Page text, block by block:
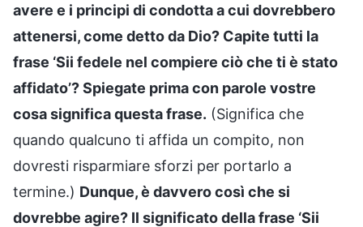
avere e i principi di condotta a cui dovrebbero
attenersi, come detto da Dio? Capite tutti la
frase ‘Sii fedele nel compiere ciò che ti è stato
affidato’? Spiegate prima con parole vostre
cosa significa questa frase. (Significa che
quando qualcuno ti affida un compito, non
dovresti risparmiare sforzi per portarlo a
termine.) Dunque, è davvero così che si
dovrebbe agire? Il significato della frase ‘Sii